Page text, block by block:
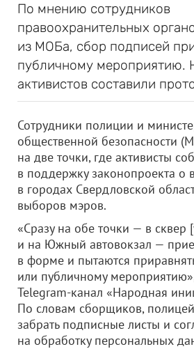
По мнению сотрудников
правоохранительных
из МОБа, сбор подписей
публичному мероприятию.
активистов составили
Сотрудники полиции и
общественной безопасности
на две точки, где активисты
в поддержку законопроекта о
в городах Свердловской
выборов мэров.
«Сразу на обе точки — в сквер
и на Южный автовокзал —
в форме и пытаются
или публичному
Telegram-канал «Народная
По словам сборщиков,
забрать подписные листы и
на обработку персональных